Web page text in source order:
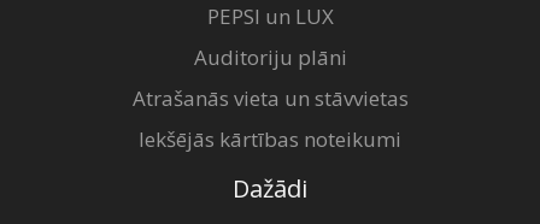
PEPSI un LUX
Auditoriju plāni
Atrašanās vieta un stāvvietas
Iekšējās kārtības noteikumi
Dažādi